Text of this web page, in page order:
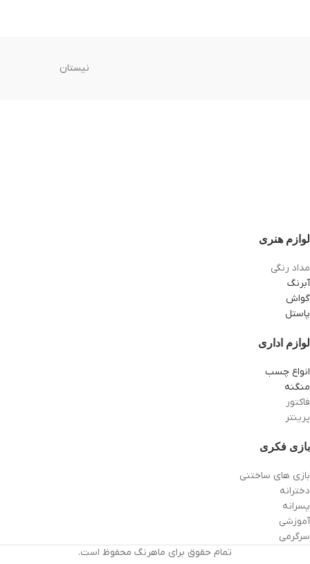
نیستان
لوازم هنری
مداد رنگی
آبرنگ
گواش
پاستل
لوازم اداری
انواع چسب
منگنه
فاکتور
پرینتر
بازی فکری
بازی های ساختنی
دخترانه
پسرانه
آموزشی
سرگرمی
تمام حقوق برای ماهرنگ محفوظ است.